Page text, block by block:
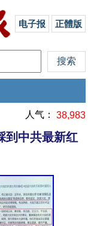
电子报 正體版
人气： 38,983
到中共最新红